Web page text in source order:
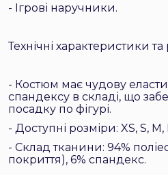
- Ігрові наручники.
Технічні характеристики та
- Костюм має чудову
спандексу в складі, що
посадку по фігурі.
- Доступні розміри: XS, S, M,
- Склад тканини: 94%
покриття), 6% спандекс.